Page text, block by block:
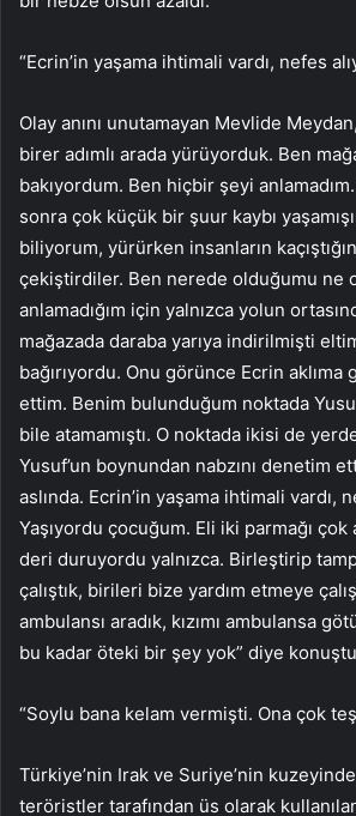
“Ecrin’in yaşama ihtimali vardı, nefes
Olay anını unutamayan Mevlide
birer adımlı arada yürüyorduk. Ben
bakıyordum. Ben hiçbir şeyi
sonra çok küçük bir şuur kaybı
biliyorum, yürürken insanların
çekiştirdiler. Ben nerede olduğumu ne
anlamadığım için yalnızca yolun
mağazada daraba yarıya indirilmişti
bağırıyordu. Onu görünce Ecrin aklıma
ettim. Benim bulunduğum noktada
bile atamamıştı. O noktada ikisi de
Yusuf’un boynundan nabzını denetim
aslında. Ecrin’in yaşama ihtimali vardı,
Yaşıyordu çocuğum. Eli iki parmağı çok
deri duruyordu yalnızca. Birleştirip
çalıştık, birileri bize yardım etmeye
ambulansı aradık, kızımı ambulansa
bu kadar öteki bir şey yok” diye
“Soylu bana kelam vermişti. Ona çok
Türkiye’nin Irak ve Suriye’nin
teröristler tarafından üs olarak